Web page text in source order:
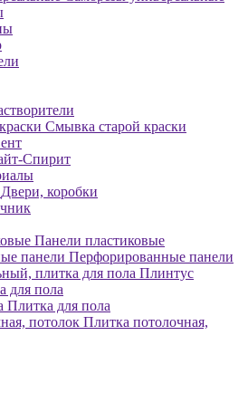
Смывка старой краски
Спирит
Двери, коробки
Панели пластиковые
Перфорированные панели
Плинтус
для пола
Плитка для пола
Плитка потолочная,